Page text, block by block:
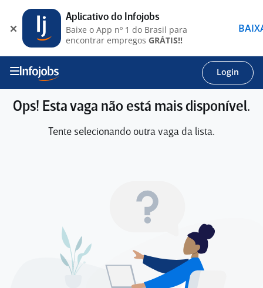
Login
Ops! Esta vaga não está mais disponível.
Tente selecionando outra vaga da lista.
Aplicativo do Infojobs
Baixe o App nº 1 do Brasil para
encontrar empregos GRÁTIS!!